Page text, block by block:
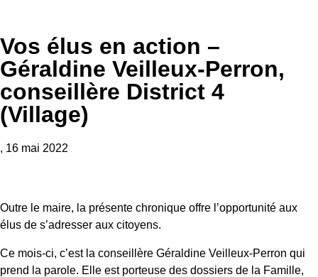
Vos élus en action –
Géraldine Veilleux-Perron,
conseillère District 4
(Village)
, 16 mai 2022
Outre le maire, la présente chronique offre l’opportunité aux
élus de s’adresser aux citoyens.
Ce mois-ci, c’est la conseillère Géraldine Veilleux-Perron qui
prend la parole. Elle est porteuse des dossiers de la Famille,